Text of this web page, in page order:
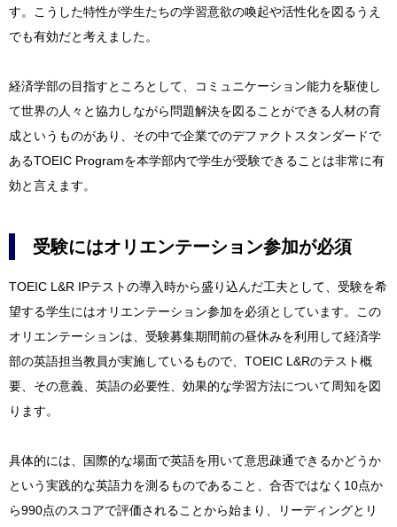
す。こうした特性が学生たちの学習意欲の喚起や活性化を図るうえ
でも有効だと考えました。
経済学部の目指すところとして、コミュニケーション能力を駆使し
て世界の人々と協力しながら問題解決を図ることができる人材の育
成というものがあり、その中で企業でのデファクトスタンダードで
あるTOEIC Programを本学部内で学生が受験できることは非常に有
効と言えます。
受験にはオリエンテーション参加が必須
TOEIC L&R IPテストの導入時から盛り込んだ工夫として、受験を希
望する学生にはオリエンテーション参加を必須としています。この
オリエンテーションは、受験募集期間前の昼休みを利用して経済学
部の英語担当教員が実施しているもので、TOEIC L&Rのテスト概
要、その意義、英語の必要性、効果的な学習方法について周知を図
ります。
具体的には、国際的な場面で英語を用いて意思疎通できるかどうか
という実践的な英語力を測るものであること、合否ではなく10点か
ら990点のスコアで評価されることから始まり、リーディングとリ